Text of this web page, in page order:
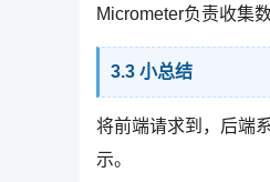
Micrometer负责收集
3.3 小总结
将前端请求到，后端
示。